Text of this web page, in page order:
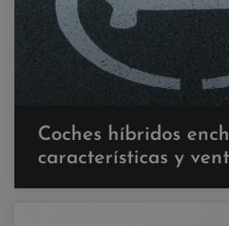
Coches híbridos
características y